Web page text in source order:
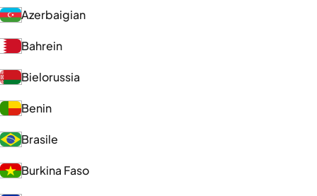
Azerbaigian
Bahrein
Bielorussia
Benin
Brasile
Burkina Faso